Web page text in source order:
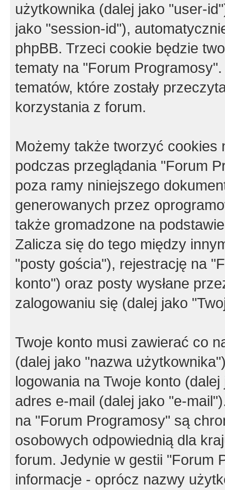
użytkownika (dalej jako "user-
jako "session-id"),
phpBB. Trzeci cookie będzie
tematy na "Forum
tematów, które zostały
korzystania z forum.
Możemy także tworzyć cookies
podczas przeglądania "Forum
poza ramy niniejszego
generowanych przez
także gromadzone na
Zalicza się do tego między
"posty gościa"), rejestrację na
konto") oraz posty wysłane
zalogowaniu się (dalej jako
Twoje konto musi zawierać co
(dalej jako "nazwa
logowania na Twoje konto
adres e-mail (dalej jako "e-
na "Forum Programosy" są
osobowych odpowiednią dla
forum. Jedynie w gestii "Forum
informacje - oprócz nazwy